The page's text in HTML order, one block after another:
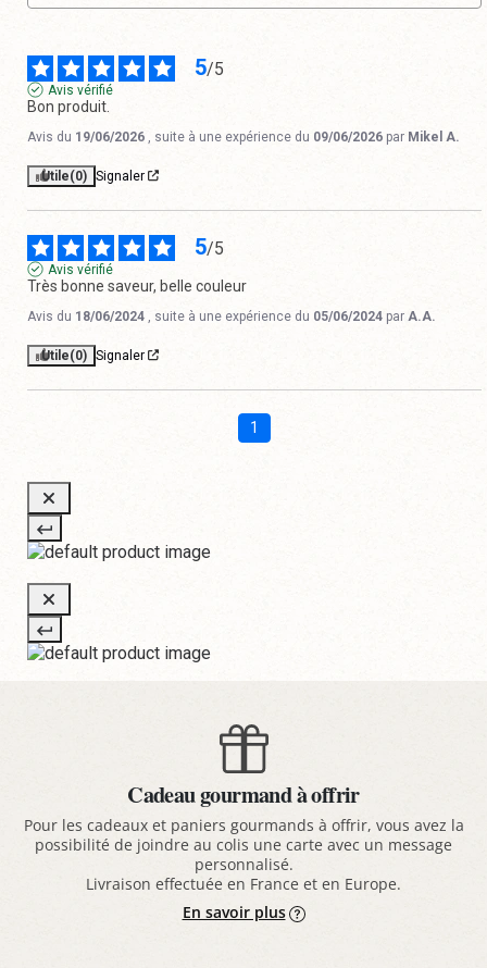
5/5
Avis vérifié
Bon produit.
Avis du 19/06/2026 , suite à une expérience du 09/06/2026 par Mikel A.
Utile(0) Signaler
5/5
Avis vérifié
Très bonne saveur, belle couleur
Avis du 18/06/2024 , suite à une expérience du 05/06/2024 par A.A.
Utile(0) Signaler
1
Cadeau gourmand à offrir
Pour les cadeaux et paniers gourmands à offrir, vous avez la
possibilité de joindre au colis une carte avec un message
personnalisé.
Livraison effectuée en France et en Europe.
En savoir plus